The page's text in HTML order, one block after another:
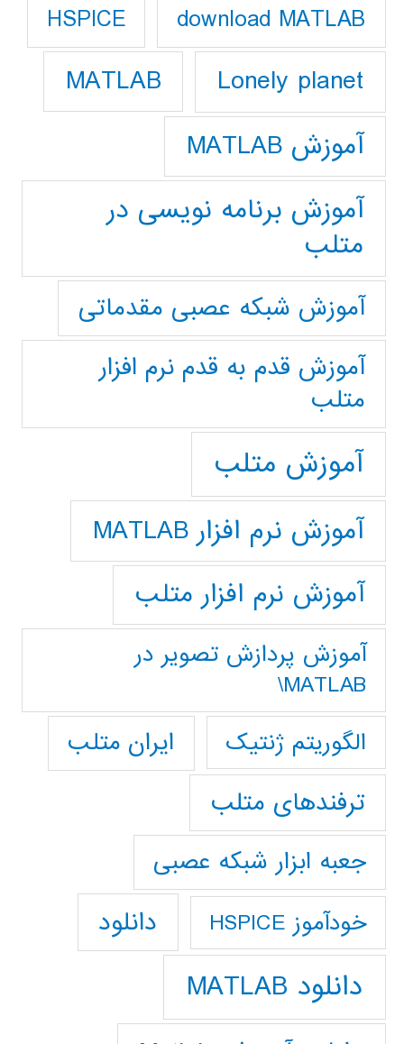
download MATLAB
HSPICE
Lonely planet
MATLAB
آموزش MATLAB
آموزش برنامه نویسی در
متلب
آموزش شبکه عصبی مقدماتی
آموزش قدم به قدم نرم افزار
متلب
آموزش متلب
آموزش نرم افزار MATLAB
آموزش نرم افزار متلب
آموزش پردازش تصوير در
MATLAB\
الگوریتم ژنتیک
ایران متلب
ترفندهای متلب
جعبه ابزار شبکه عصبی
خودآموز HSPICE دانلود
دانلود MATLAB